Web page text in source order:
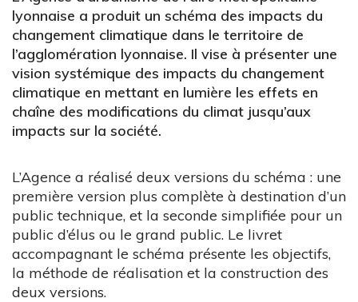
lyonnaise a produit un schéma des impacts du
changement climatique dans le territoire de
l’agglomération lyonnaise. Il vise à présenter une
vision systémique des impacts du changement
climatique en mettant en lumière les effets en
chaîne des modifications du climat jusqu’aux
impacts sur la société.
L’Agence a réalisé deux versions du schéma : une
première version plus complète à destination d’un
public technique, et la seconde simplifiée pour un
public d’élus ou le grand public. Le livret
accompagnant le schéma présente les objectifs,
la méthode de réalisation et la construction des
deux versions.